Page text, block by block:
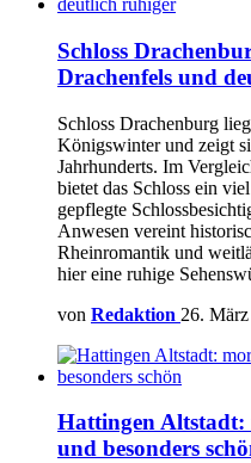
Schloss
Drachenfels und
Schloss Drachenburg
Königswinter und zeigt
Jahrhunderts. Im
bietet das Schloss ein
gepflegte
Anwesen vereint
Rheinromantik und
hier eine ruhige
von Redaktion 26.
Hattingen Altstadt:
und besonders